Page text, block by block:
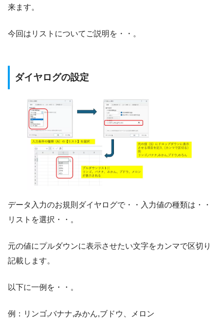
来ます。
今回はリストについてご説明を・・。
ダイヤログの設定
データ入力のお規則ダイヤログで・・入力値の種類は・・
リストを選択・・。
元の値にプルダウンに表示させたい文字をカンマで区切り
記載します。
以下に一例を・・。
例：リンゴ,バナナ,みかん,ブドウ、メロン